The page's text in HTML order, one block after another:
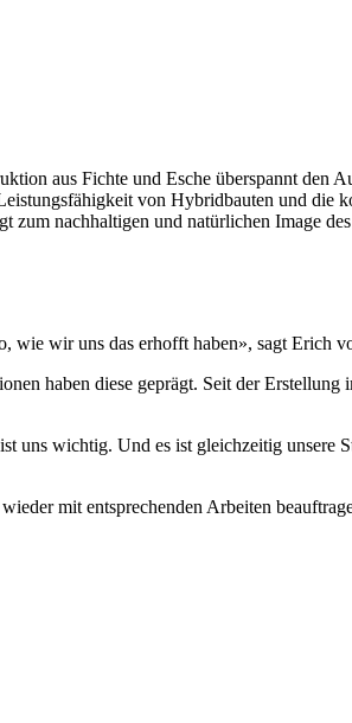
aus Fichte und Esche überspannt den
von Hybridbauten und die
nachhaltigen und natürlichen Image
wie wir uns das erhofft haben», sagt Erich
haben diese geprägt. Seit der
wichtig. Und es ist gleichzeitig unsere
mit entsprechenden Arbeiten